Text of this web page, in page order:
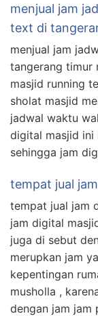
menjual jam
text di
menjual jam
tangerang timur
masjid running
sholat masjid
jadwal waktu
digital masjid ini
sehingga jam
tempat jual
tempat jual jam
jam digital
juga di sebut
merupkan jam
kepentingan
musholla ,
dengan jam jam